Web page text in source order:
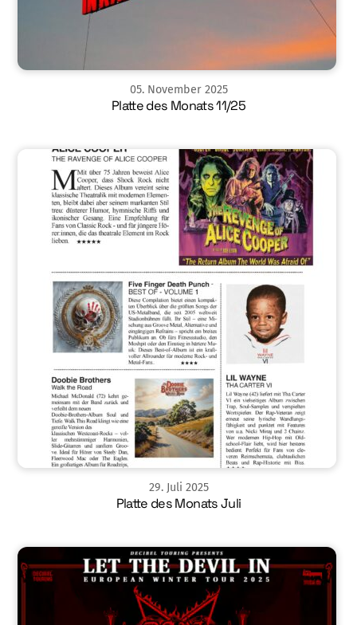
05. November 2025
Platte des Monats 11/25
29. Juli 2025
Platte des Monats Juli